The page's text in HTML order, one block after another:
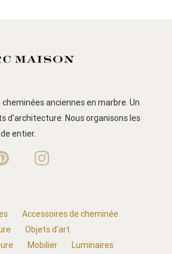
cheminées anciennes en marbre. Un
d'architecture. Nous organisons les
entier.
Accessoires de cheminée
Objets d'art
Mobilier
Luminaires